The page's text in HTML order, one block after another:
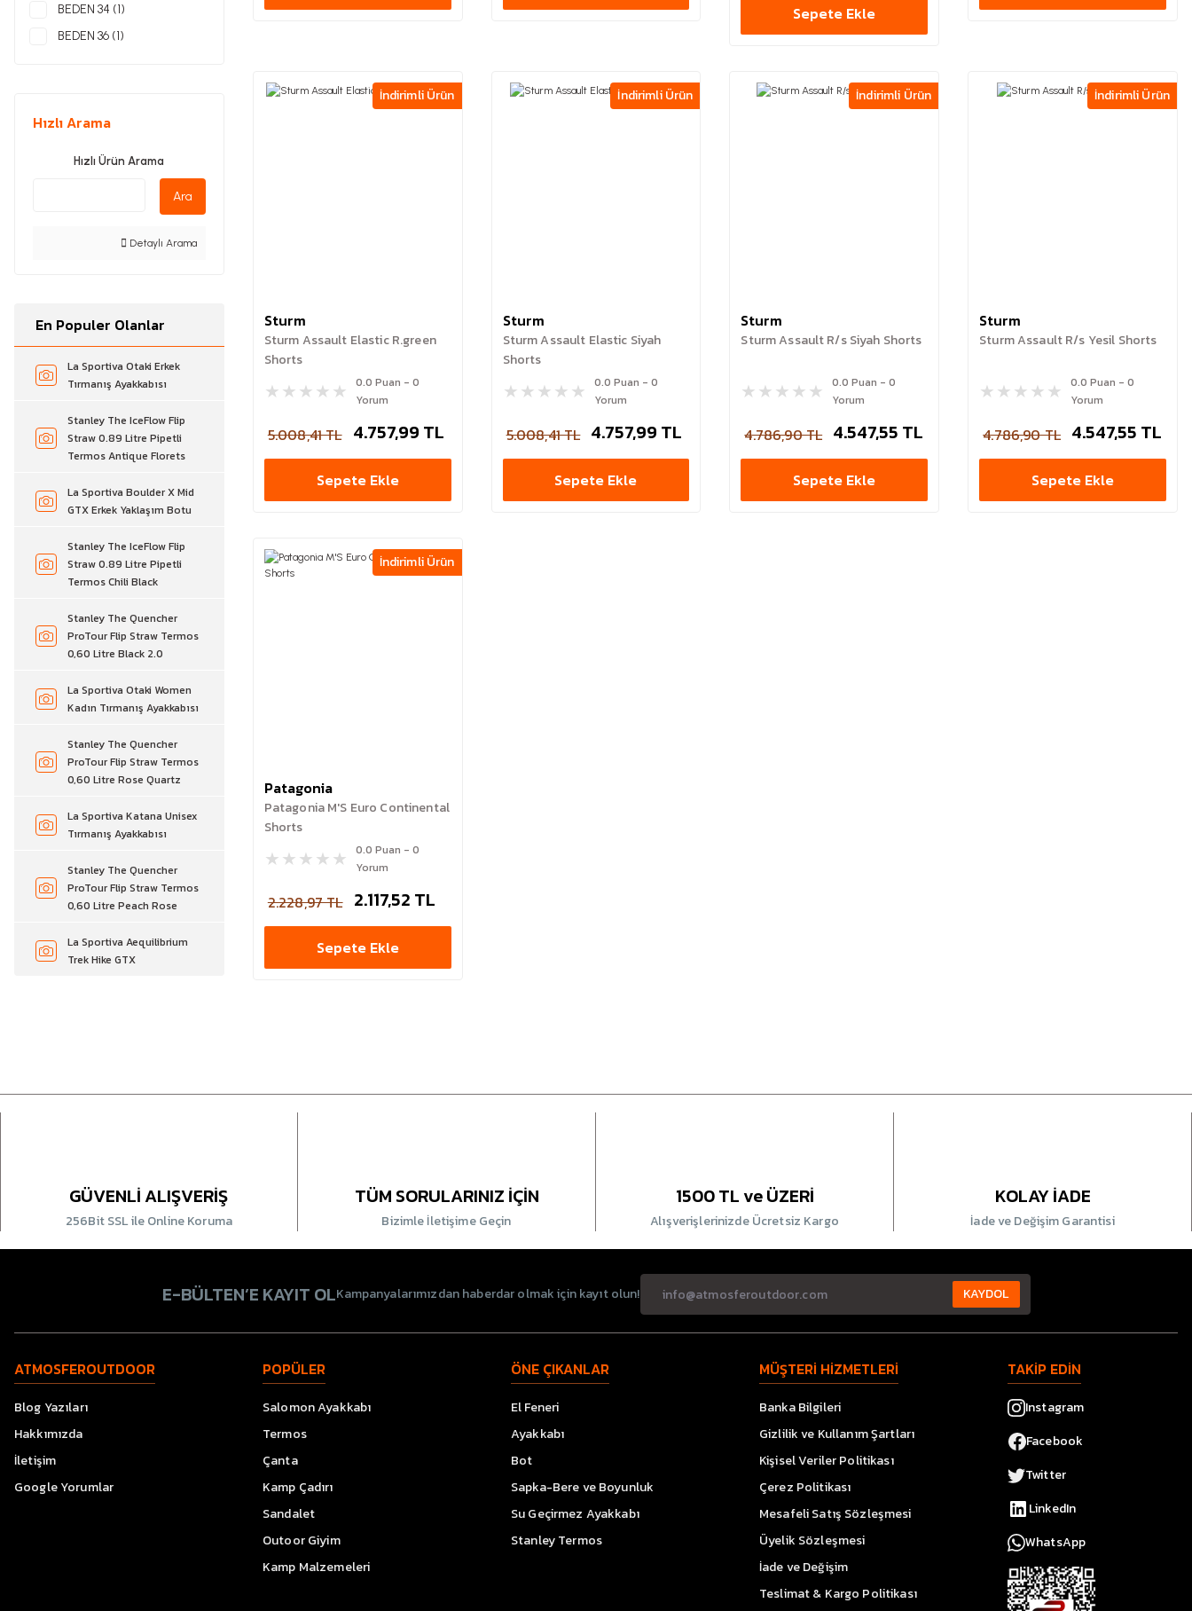
32 (1)
33 (1)
36 (1)
BEDEN 34 (1)
BEDEN 36 (1)
Hızlı Arama
Hızlı Ürün Arama
Ara
Detaylı Arama
En Populer Olanlar
La Sportiva Otaki Erkek
Tırmanış Ayakkabısı
Stanley The IceFlow Flip
Straw 0.89 Litre Pipetli
Termos Antique Florets
La Sportiva Boulder X Mid
GTX Erkek Yaklaşım Botu
Stanley The IceFlow Flip
Straw 0.89 Litre Pipetli
Termos Chili Black
Stanley The Quencher
ProTour Flip Straw Termos
0,60 Litre Black 2.0
La Sportiva Otaki Women
Kadın Tırmanış Ayakkabısı
Stanley The Quencher
ProTour Flip Straw Termos
0,60 Litre Rose Quartz
La Sportiva Katana Unisex
Tırmanış Ayakkabısı
Stanley The Quencher
ProTour Flip Straw Termos
0,60 Litre Peach Rose
La Sportiva Aequilibrium
Trek Hike GTX
Sepete Ekle
İndirimli Ürün
Sturm
Sturm Assault Elastic R.green
Shorts
0.0 Puan - 0
Yorum
5.008,41 TL 4.757,99 TL
Sepete Ekle
İndirimli Ürün
Sturm
Sturm Assault Elastic Siyah
Shorts
0.0 Puan - 0
Yorum
5.008,41 TL 4.757,99 TL
Sepete Ekle
İndirimli Ürün
Sturm
Sturm Assault R/s Siyah Shorts
0.0 Puan - 0
Yorum
4.786,90 TL 4.547,55 TL
Sepete Ekle
İndirimli Ürün
Sturm
Sturm Assault R/s Yesil Shorts
0.0 Puan - 0
Yorum
4.786,90 TL 4.547,55 TL
Sepete Ekle
İndirimli Ürün
Patagonia
Patagonia M'S Euro Continental
Shorts
0.0 Puan - 0
Yorum
2.228,97 TL 2.117,52 TL
Sepete Ekle
GÜVENLİ ALIŞVERİŞ
256Bit SSL ile Online Koruma
TÜM SORULARINIZ İÇİN
Bizimle İletişime Geçin
1500 TL ve ÜZERİ
Alışverişlerinizde Ücretsiz Kargo
KOLAY İADE
İade ve Değişim Garantisi
E-BÜLTEN’E KAYIT OLKampanyalarımızdan haberdar olmak için kayıt olun! KAYDOL
ATMOSFEROUTDOOR
Blog Yazıları
Hakkımızda
İletişim
Google Yorumlar
POPÜLER
Salomon Ayakkabı
Termos
Çanta
Kamp Çadırı
Sandalet
Outoor Giyim
Kamp Malzemeleri
ÖNE ÇIKANLAR
El Feneri
Ayakkabı
Bot
Sapka-Bere ve Boyunluk
Su Geçirmez Ayakkabı
Stanley Termos
MÜŞTERİ HİZMETLERİ
Banka Bilgileri
Gizlilik ve Kullanım Şartları
Kişisel Veriler Politikası
Çerez Politikası
Mesafeli Satış Sözleşmesi
Üyelik Sözleşmesi
İade ve Değişim
Teslimat & Kargo Politikası
TAKİP EDİN
Instagram
Facebook
Twitter
LinkedIn
WhatsApp